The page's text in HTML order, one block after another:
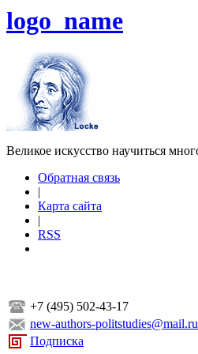
logo_name
Великое искусство научиться
Обратная связь
|
Карта сайта
|
RSS
+7 (495) 502-43-17
new-authors-politstudies@mail.ru
Подписка